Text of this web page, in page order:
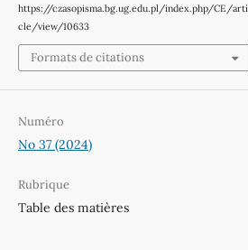
https://czasopisma.bg.ug.edu.pl/index.php/CE/arti
cle/view/10633
Formats de citations
Numéro
No 37 (2024)
Rubrique
Table des matières